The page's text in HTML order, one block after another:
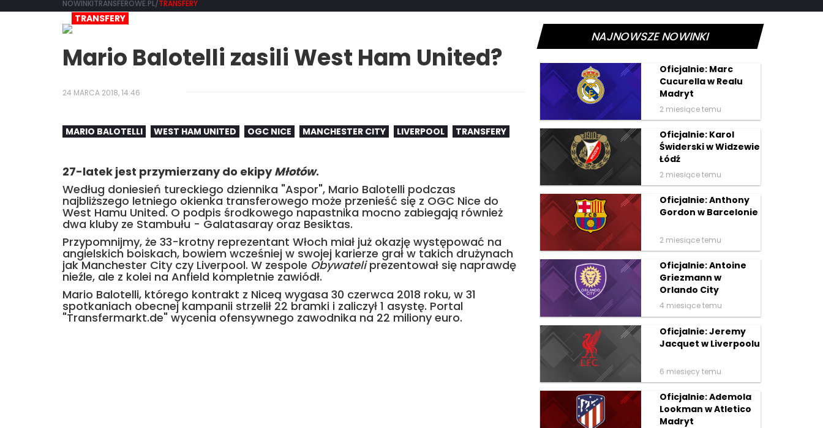
NOWINKITRANSFEROWE.PL/TRANSFERY
TRANSFERY
Mario Balotelli zasili West Ham United?
24 MARCA 2018, 14:46
MARIO BALOTELLI WEST HAM UNITED OGC NICE MANCHESTER CITY LIVERPOOL TRANSFERY
27-latek jest przymierzany do ekipyMłotów.
Według doniesień tureckiego dziennika "Aspor", Mario Balotelli podczas
najbliższego letniego okienka transferowego może przenieść się z OGC Nice do
West Hamu United. O podpis środkowego napastnika mocno zabiegają również
dwa kluby ze Stambułu - Galatasaray oraz Besiktas.
Przypomnijmy, że 33-krotny reprezentant Włoch miał już okazję występować na
angielskich boiskach, bowiem wcześniej w swojej karierze grał w takich drużynach
jak Manchester City czy Liverpool. W zespole Obywateliprezentował się naprawdę
nieźle, ale z kolei na Anfield kompletnie zawiódł.
Mario Balotelli, którego kontrakt z Niceą wygasa 30 czerwca 2018 roku, w 31
spotkaniach obecnej kampanii strzelił 22 bramki i zaliczył 1 asystę. Portal
"Transfermarkt.de" wycenia ofensywnego zawodnika na 22 miliony euro.
NAJNOWSZE NOWINKI
Oficjalnie: Marc
Cucurella w Realu
Madryt
2 miesiące temu
Oficjalnie: Karol
Świderski w Widzewie
Łódź
2 miesiące temu
Oficjalnie: Anthony
Gordon w Barcelonie
2 miesiące temu
Oficjalnie: Antoine
Griezmann w
Orlando City
4 miesiące temu
Oficjalnie: Jeremy
Jacquet w Liverpoolu
6 miesięcy temu
Oficjalnie: Ademola
Lookman w Atletico
Madryt